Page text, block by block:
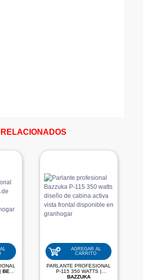
RELACIONADOS
N15A 400W ACTIVO |BETA
AGREGAR AL
CARRITO
PARLANTE PROFESIONAL
P-115 350 WATTS |
BAZZUKA